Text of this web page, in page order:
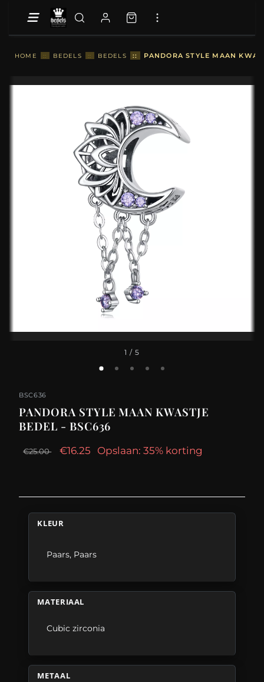
HOME :: BEDELS :: BEDELS :: PANDORA STYLE MAAN
1 / 5
BSC636
PANDORA STYLE MAAN KWASTJE
BEDEL - BSC636
€25.00 €16.25 Opslaan: 35% korting
KLEUR
Paars, Paars
MATERIAAL
Cubic zirconia
METAAL